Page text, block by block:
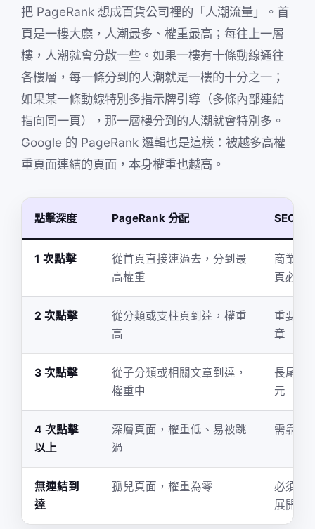
把 PageRank 想成百貨公司裡的「人潮流量」。首
頁是一樓大廳，人潮最多、權重最高；每往上一層
樓，人潮就會分散一些。如果一樓有十條動線通往
各樓層，每一條分到的人潮就是一樓的十分之一；
如果某一條動線特別多指示牌引導（多條內部連結
指向同一頁），那一層樓分到的人潮就會特別多。
Google 的 PageRank 邏輯也是這樣：被越多高權
重頁面連結的頁面，本身權重也越高。
點擊深度 PageRank 分配 SEO 意
1 次點擊
從首頁直接連過去，分到最
高權重
商業轉
頁必放
2 次點擊
從分類或支柱頁到達，權重
高
重要分
章
3 次點擊
從子分類或相關文章到達，
權重中
長尾文
元
4 次點擊
以上
深層頁面，權重低、易被跳
過
需靠內
無連結到
達
孤兒頁面，權重為零
必須修
展開